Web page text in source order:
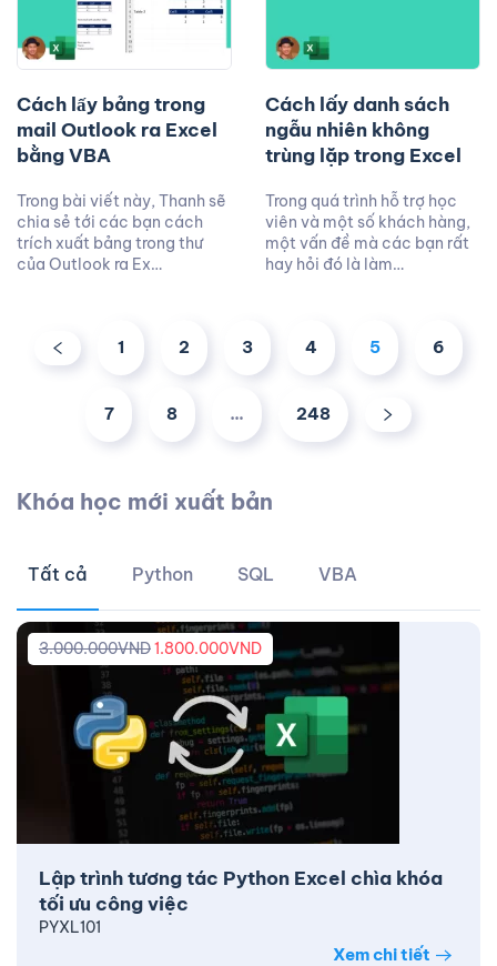
Cách lấy bảng trong
mail Outlook ra Excel
bằng VBA
Trong bài viết này, Thanh sẽ
chia sẻ tới các bạn cách
trích xuất bảng trong thư
của Outlook ra Ex…
Cách lấy danh sách
ngẫu nhiên không
trùng lặp trong Excel
Trong quá trình hỗ trợ học
viên và một số khách hàng,
một vấn đề mà các bạn rất
hay hỏi đó là làm…
1 2 3 4 5 6
7 8 … 248
Khóa học mới xuất bản
Tất cả Python SQL VBA
Lập trình tương tác Python Excel chìa khóa
tối ưu công việc
3.000.000VND1.800.000VND
PYXL101
Xem chi tiết